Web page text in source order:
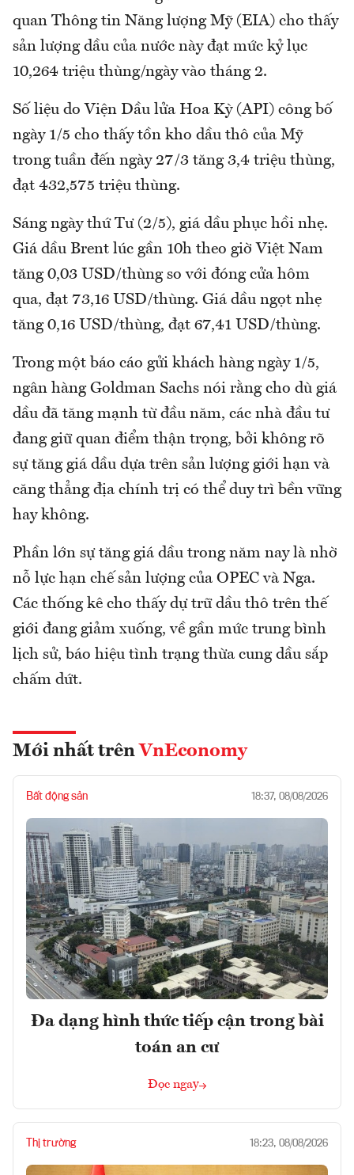
quan Thông tin Năng lượng Mỹ (EIA) cho thấy
sản lượng dầu của nước này đạt mức kỷ lục
10,264 triệu thùng/ngày vào tháng 2.
Số liệu do Viện Dầu lửa Hoa Kỳ (API) công bố
ngày 1/5 cho thấy tồn kho dầu thô của Mỹ
trong tuần đến ngày 27/3 tăng 3,4 triệu thùng,
đạt 432,575 triệu thùng.
Sáng ngày thứ Tư (2/5), giá dầu phục hồi nhẹ.
Giá dầu Brent lúc gần 10h theo giờ Việt Nam
tăng 0,03 USD/thùng so với đóng cửa hôm
qua, đạt 73,16 USD/thùng. Giá dầu ngọt nhẹ
tăng 0,16 USD/thùng, đạt 67,41 USD/thùng.
Trong một báo cáo gửi khách hàng ngày 1/5,
ngân hàng Goldman Sachs nói rằng cho dù giá
dầu đã tăng mạnh từ đầu năm, các nhà đầu tư
đang giữ quan điểm thận trọng, bởi không rõ
sự tăng giá dầu dựa trên sản lượng giới hạn và
căng thẳng địa chính trị có thể duy trì bền vững
hay không.
Phần lớn sự tăng giá dầu trong năm nay là nhờ
nỗ lực hạn chế sản lượng của OPEC và Nga.
Các thống kê cho thấy dự trữ dầu thô trên thế
giới đang giảm xuống, về gần mức trung bình
lịch sử, báo hiệu tình trạng thừa cung dầu sắp
chấm dứt.
Mới nhất trên VnEconomy
Bất động sản 18:37, 08/08/2026
Đa dạng hình thức tiếp cận trong bài
toán an cư
Đọc ngay
Thị trường 18:23, 08/08/2026